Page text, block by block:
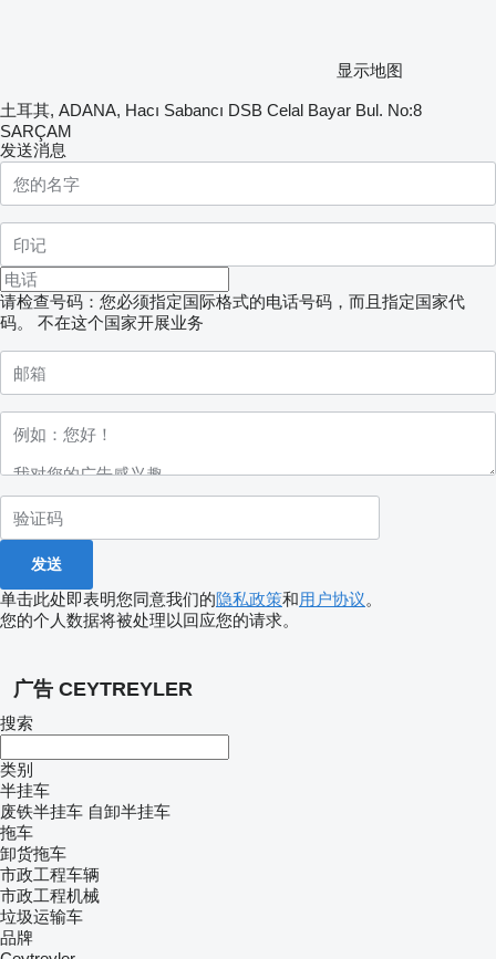
显示地图
土耳其, ADANA, Hacı Sabancı DSB Celal Bayar Bul. No:8
SARÇAM
发送消息
请检查号码：您必须指定国际格式的电话号码，而且指定国家代
码。
不在这个国家开展业务
单击此处即表明您同意我们的隐私政策和用户协议。
您的个人数据将被处理以回应您的请求。
广告 CEYTREYLER
搜索
类别
半挂车
废铁半挂车 自卸半挂车
拖车
卸货拖车
市政工程车辆
市政工程机械
垃圾运输车
品牌